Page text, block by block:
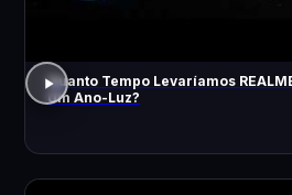
Quanto Tempo Levaríamos
Um Ano-Luz?